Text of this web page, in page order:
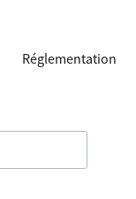
Réglementation